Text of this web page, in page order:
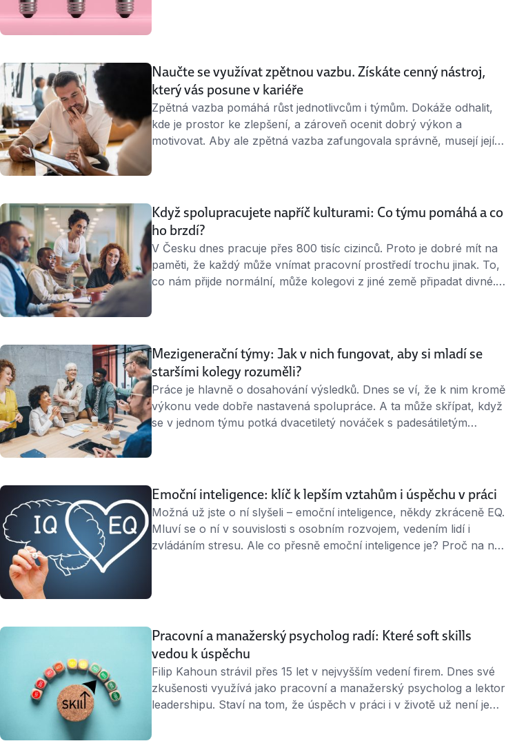
Naučte se využívat zpětnou vazbu. Získáte cenný nástroj,
který vás posune v kariéře
Zpětná vazba pomáhá růst jednotlivcům i týmům. Dokáže odhalit,
kde je prostor ke zlepšení, a zároveň ocenit dobrý výkon a
motivovat. Aby ale zpětná vazba zafungovala správně, musejí její
Když spolupracujete napříč kulturami: Co týmu pomáhá a co
ho brzdí?
V Česku dnes pracuje přes 800 tisíc cizinců. Proto je dobré mít na
paměti, že každý může vnímat pracovní prostředí trochu jinak. To,
co nám přijde normální, může kolegovi z jiné země připadat divné.
Mezigenerační týmy: Jak v nich fungovat, aby si mladí se
staršími kolegy rozuměli?
Práce je hlavně o dosahování výsledků. Dnes se ví, že k nim kromě
výkonu vede dobře nastavená spolupráce. A ta může skřípat, když
se v jednom týmu potká dvacetiletý nováček s padesátiletým
Emoční inteligence: klíč k lepším vztahům i úspěchu v práci
Možná už jste o ní slyšeli – emoční inteligence, někdy zkráceně EQ.
Mluví se o ní v souvislosti s osobním rozvojem, vedením lidí i
zvládáním stresu. Ale co přesně emoční inteligence je? Proč na ní
Pracovní a manažerský psycholog radí: Které soft skills
vedou k úspěchu
Filip Kahoun strávil přes 15 let v nejvyšším vedení firem. Dnes své
zkušenosti využívá jako pracovní a manažerský psycholog a lektor
leadershipu. Staví na tom, že úspěch v práci i v životě už není jen